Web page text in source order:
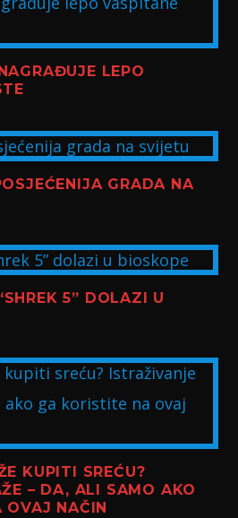
LEPO
GRADA NA
5” DOLAZI U
KUPITI SREĆU?
– DA, ALI SAMO AKO
OVAJ NAČIN